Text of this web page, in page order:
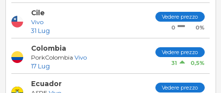
Cile
Vivo
31 Lug
Vedere prezzo
0
0%
Colombia
PorkColombiaVivo
17 Lug
Vedere prezzo
31
0,5%
Ecuador
Vedere prezzo